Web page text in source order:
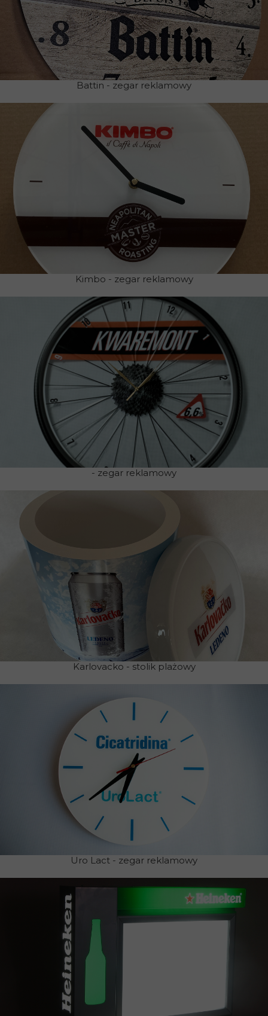
Battin - zegar reklamowy
Kimbo - zegar reklamowy
- zegar reklamowy
Karlovacko - stolik plażowy
Uro Lact - zegar reklamowy